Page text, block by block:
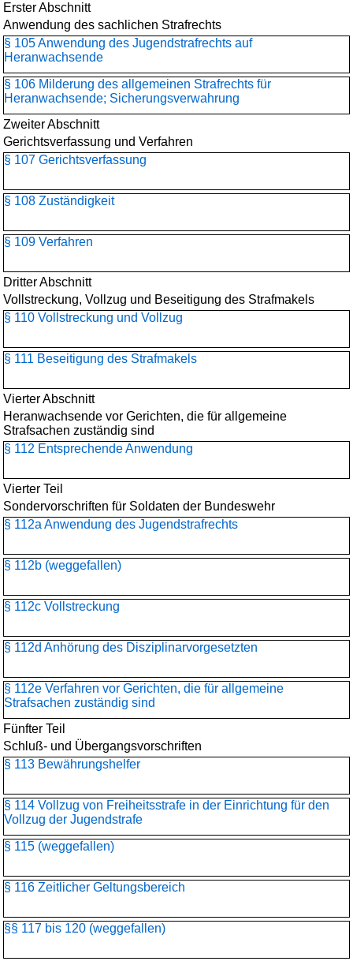
Erster Abschnitt
Anwendung des sachlichen Strafrechts
§ 105 Anwendung des Jugendstrafrechts auf
Heranwachsende
§ 106 Milderung des allgemeinen Strafrechts für
Heranwachsende; Sicherungsverwahrung
Zweiter Abschnitt
Gerichtsverfassung und Verfahren
§ 107 Gerichtsverfassung
§ 108 Zuständigkeit
§ 109 Verfahren
Dritter Abschnitt
Vollstreckung, Vollzug und Beseitigung des Strafmakels
§ 110 Vollstreckung und Vollzug
§ 111 Beseitigung des Strafmakels
Vierter Abschnitt
Heranwachsende vor Gerichten, die für allgemeine
Strafsachen zuständig sind
§ 112 Entsprechende Anwendung
Vierter Teil
Sondervorschriften für Soldaten der Bundeswehr
§ 112a Anwendung des Jugendstrafrechts
§ 112b (weggefallen)
§ 112c Vollstreckung
§ 112d Anhörung des Disziplinarvorgesetzten
§ 112e Verfahren vor Gerichten, die für allgemeine
Strafsachen zuständig sind
Fünfter Teil
Schluß- und Übergangsvorschriften
§ 113 Bewährungshelfer
§ 114 Vollzug von Freiheitsstrafe in der Einrichtung für den
Vollzug der Jugendstrafe
§ 115 (weggefallen)
§ 116 Zeitlicher Geltungsbereich
§§ 117 bis 120 (weggefallen)